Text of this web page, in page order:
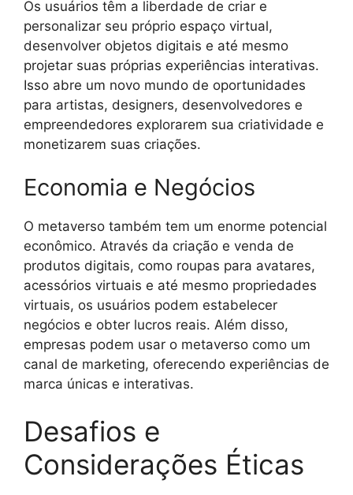
Os usuários têm a liberdade de criar e
personalizar seu próprio espaço virtual,
desenvolver objetos digitais e até mesmo
projetar suas próprias experiências interativas.
Isso abre um novo mundo de oportunidades
para artistas, designers, desenvolvedores e
empreendedores explorarem sua criatividade e
monetizarem suas criações.
Economia e Negócios
O metaverso também tem um enorme potencial
econômico. Através da criação e venda de
produtos digitais, como roupas para avatares,
acessórios virtuais e até mesmo propriedades
virtuais, os usuários podem estabelecer
negócios e obter lucros reais. Além disso,
empresas podem usar o metaverso como um
canal de marketing, oferecendo experiências de
marca únicas e interativas.
Desafios e
Considerações Éticas